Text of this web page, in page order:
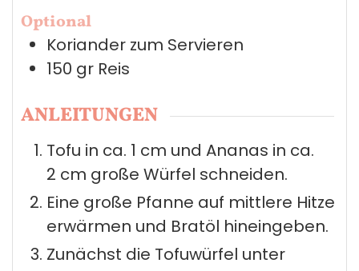
Optional
Koriander zum Servieren
150 gr Reis
ANLEITUNGEN
Tofu in ca. 1 cm und Ananas in ca.
2 cm große Würfel schneiden.
Eine große Pfanne auf mittlere Hitze
erwärmen und Bratöl hineingeben.
Zunächst die Tofuwürfel unter